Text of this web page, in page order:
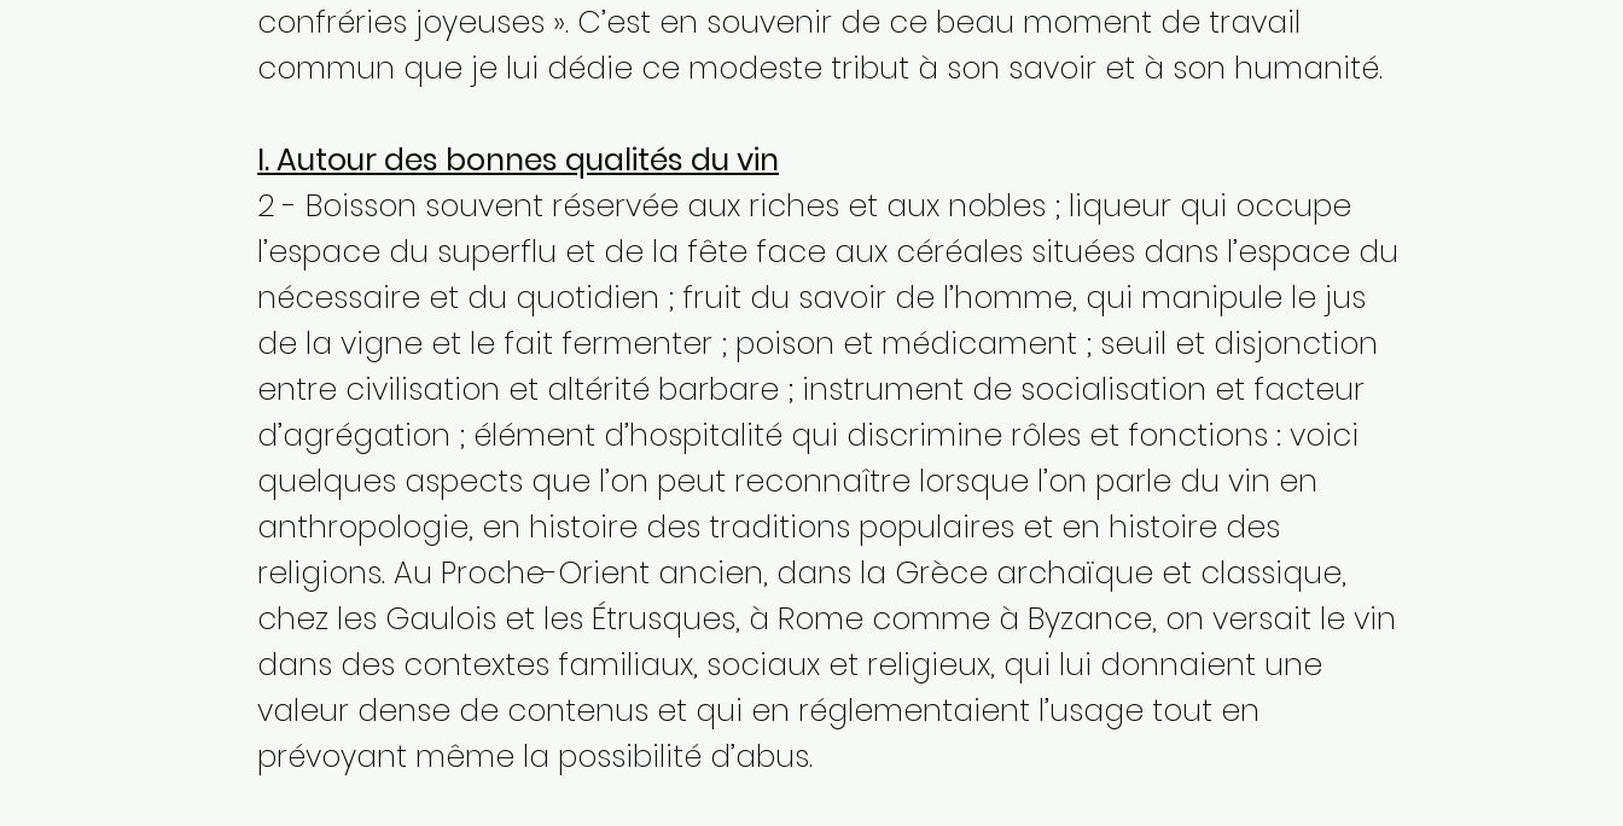
confréries joyeuses ». C’est en souvenir de ce beau moment de travail
commun que je lui dédie ce modeste tribut à son savoir et à son humanité.
I. Autour des bonnes qualités du vin
2 - Boisson souvent réservée aux riches et aux nobles ; liqueur qui occupe
l’espace du superflu et de la fête face aux céréales situées dans l’espace du
nécessaire et du quotidien ; fruit du savoir de l’homme, qui manipule le jus
de la vigne et le fait fermenter ; poison et médicament ; seuil et disjonction
entre civilisation et altérité barbare ; instrument de socialisation et facteur
d’agrégation ; élément d’hospitalité qui discrimine rôles et fonctions : voici
quelques aspects que l’on peut reconnaître lorsque l’on parle du vin en
anthropologie, en histoire des traditions populaires et en histoire des
religions. Au Proche-Orient ancien, dans la Grèce archaïque et classique,
chez les Gaulois et les Étrusques, à Rome comme à Byzance, on versait le vin
dans des contextes familiaux, sociaux et religieux, qui lui donnaient une
valeur dense de contenus et qui en réglementaient l’usage tout en
prévoyant même la possibilité d’abus.